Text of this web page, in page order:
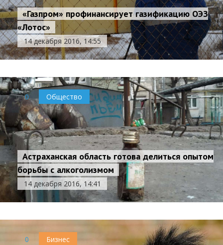
«Газпром» профинансирует газификацию ОЭЗ
«Лотос»
14 декабря 2016, 14:55
0 Общество
Астраханская область готова делиться опытом
борьбы с алкоголизмом
14 декабря 2016, 14:41
0 Бизнес